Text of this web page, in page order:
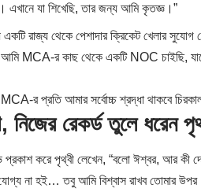
এখানে যা শিখেছি, তার জন্য আমি কৃতজ্ঞ।”
রাজ্য থেকে পেশাদার ক্রিকেট খেলার সুযোগ
আমি MCA-র কাছ থেকে একটি NOC চাইছি,
র প্রতি আমার সর্বোচ্চ শ্রদ্ধা থাকবে
নিজের রেকর্ড তুলে ধরেন
করে পৃথ্বী লেখেন, “বলো ঈশ্বর, আর কী
না হই… তবু আমি বিশ্বাস রাখব তোমার